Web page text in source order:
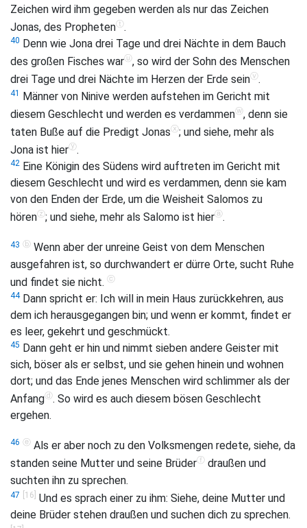
Zeichen wird ihm gegeben werden als nur das Zeichen
Jonas, des Prophetenⓣ.
40 Denn wie Jona drei Tage und drei Nächte in dem Bauch
des großen Fisches warⓤ, so wird der Sohn des Menschen
drei Tage und drei Nächte im Herzen der Erde seinⓥ.
41 Männer von Ninive werden aufstehen im Gericht mit
diesem Geschlecht und werden es verdammenⓦ, denn sie
taten Buße auf die Predigt Jonasⓧ; und siehe, mehr als
Jona ist hierⓨ.
42 Eine Königin des Südens wird auftreten im Gericht mit
diesem Geschlecht und wird es verdammen, denn sie kam
von den Enden der Erde, um die Weisheit Salomos zu
hörenⓩ; und siehe, mehr als Salomo ist hierⓐ.
43 ⓑ Wenn aber der unreine Geist von dem Menschen
ausgefahren ist, so durchwandert er dürre Orte, sucht Ruhe
und findet sie nicht. ⓒ
44Dann spricht er: Ich will in mein Haus zurückkehren, aus
dem ich herausgegangen bin; und wenn er kommt, findet er
es leer, gekehrt und geschmückt.
45 Dann geht er hin und nimmt sieben andere Geister mit
sich, böser als er selbst, und sie gehen hinein und wohnen
dort; und das Ende jenes Menschen wird schlimmer als der
Anfangⓓ. So wird es auch diesem bösen Geschlecht
ergehen.
46 ⓔ Als er aber noch zu den Volksmengen redete, siehe, da
standen seine Mutter und seine Brüderⓕ draußen und
suchten ihn zu sprechen.
47 [16] Und es sprach einer zu ihm: Siehe, deine Mutter und
deine Brüder stehen draußen und suchen dich zu sprechen.